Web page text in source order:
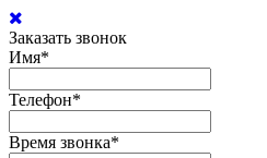
Заказать звонок
Имя*
Телефон*
Время звонка*